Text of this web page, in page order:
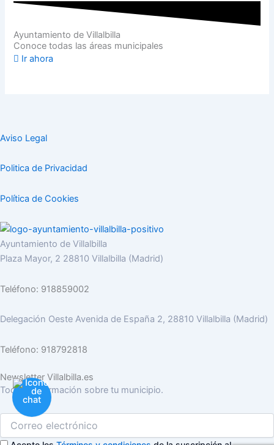
Ayuntamiento de Villalbilla
Conoce todas las áreas municipales
Ir ahora
Aviso Legal
Politica de Privacidad
Política de Cookies
Ayuntamiento de Villalbilla
Plaza Mayor, 2 28810 Villalbilla (Madrid)
Teléfono: 918859002
Delegación Oeste Avenida de España 2, 28810 Villalbilla (Madrid)
Teléfono: 918792818
Newsletter Villalbilla.es
Toda la información sobre tu municipio.